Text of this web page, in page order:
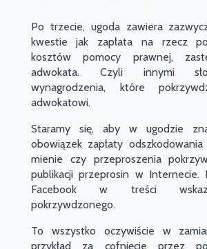
Po trzecie, ugoda zawiera
kwestie jak zapłata na rzecz
kosztów pomocy prawnej,
adwokata. Czyli innymi
wynagrodzenia, które
adwokatowi.
Staramy się, aby w ugodzie
obowiązek zapłaty
mienie czy przeproszenia
publikacji przeprosin w Internecie.
Facebook w treści
pokrzywdzonego.
To wszystko oczywiście w
przykład za cofnięcie przez